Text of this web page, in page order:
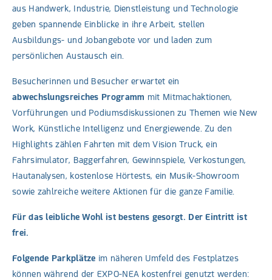
aus Handwerk, Industrie, Dienstleistung und Technologie
geben spannende Einblicke in ihre Arbeit, stellen
Ausbildungs- und Jobangebote vor und laden zum
persönlichen Austausch ein.
Besucherinnen und Besucher erwartet ein
abwechslungsreiches Programm mit Mitmachaktionen,
Vorführungen und Podiumsdiskussionen zu Themen wie New
Work, Künstliche Intelligenz und Energiewende. Zu den
Highlights zählen Fahrten mit dem Vision Truck, ein
Fahrsimulator, Baggerfahren, Gewinnspiele, Verkostungen,
Hautanalysen, kostenlose Hörtests, ein Musik-Showroom
sowie zahlreiche weitere Aktionen für die ganze Familie.
Für das leibliche Wohl ist bestens gesorgt. Der Eintritt ist
frei.
Folgende Parkplätze im näheren Umfeld des Festplatzes
können während der EXPO-NEA kostenfrei genutzt werden: